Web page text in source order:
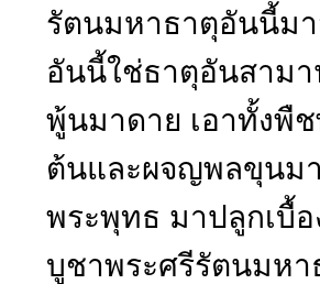
รัตนมหาธาตุอันนี้ม
อันนี้ใช่ธาตุอันสาม
พู้นมาดาย เอาทั้งพื
ต้นและผจญพลขุนม
พระพุทธ มาปลูกเบื้
บูชาพระศรีรัตนมห